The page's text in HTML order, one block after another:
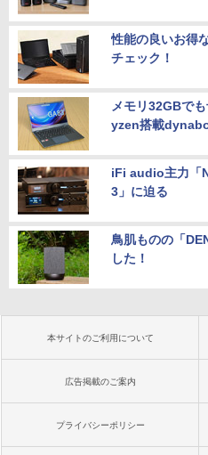
性能の良いお得
チェック！
メモリ32GBで
yzen搭載
iFi audio主力「
3」に迫る
鳥肌ものの「
した！
本サイトのご利用について
広告掲載のご案内
プライバシーポリシー